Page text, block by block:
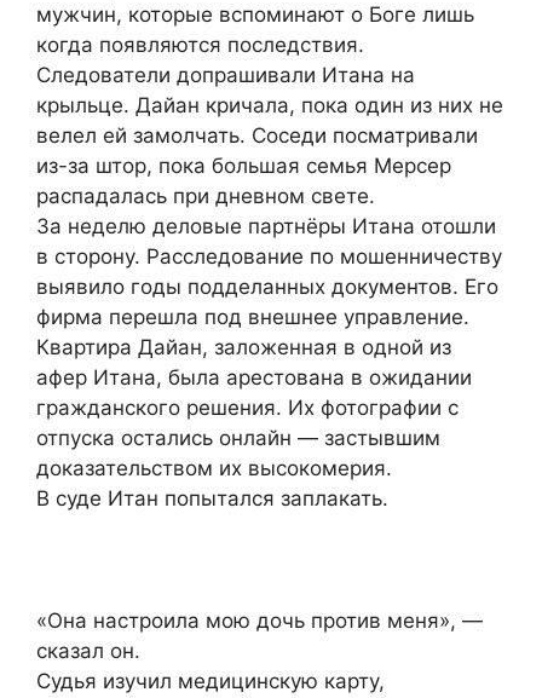
мужчин, которые вспоминают о Боге лишь
когда появляются последствия.
Следователи допрашивали Итана на
крыльце. Дайан кричала, пока один из них не
велел ей замолчать. Соседи посматривали
из-за штор, пока большая семья Мерсер
распадалась при дневном свете.
За неделю деловые партнёры Итана отошли
в сторону. Расследование по мошенничеству
выявило годы подделанных документов. Его
фирма перешла под внешнее управление.
Квартира Дайан, заложенная в одной из
афер Итана, была арестована в ожидании
гражданского решения. Их фотографии с
отпуска остались онлайн — застывшим
доказательством их высокомерия.
В суде Итан попытался заплакать.
«Она настроила мою дочь против меня», —
сказал он.
Судья изучил медицинскую карту,